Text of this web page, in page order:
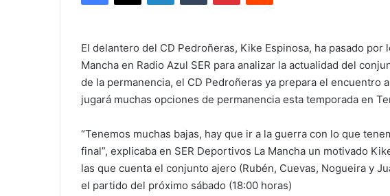
El delantero del CD Pedroñeras, Kike Espinosa, ha pasado
Mancha en Radio Azul SER para analizar la actualidad del
de la permanencia, el CD Pedroñeras ya prepara el encuentro
jugará muchas opciones de permanencia esta temporada en
“Tenemos muchas bajas, hay que ir a la guerra con lo que
final”, explicaba en SER Deportivos La Mancha un motivado
las que cuenta el conjunto ajero (Rubén, Cuevas, Nogueira y
el partido del próximo sábado (18:00 horas)